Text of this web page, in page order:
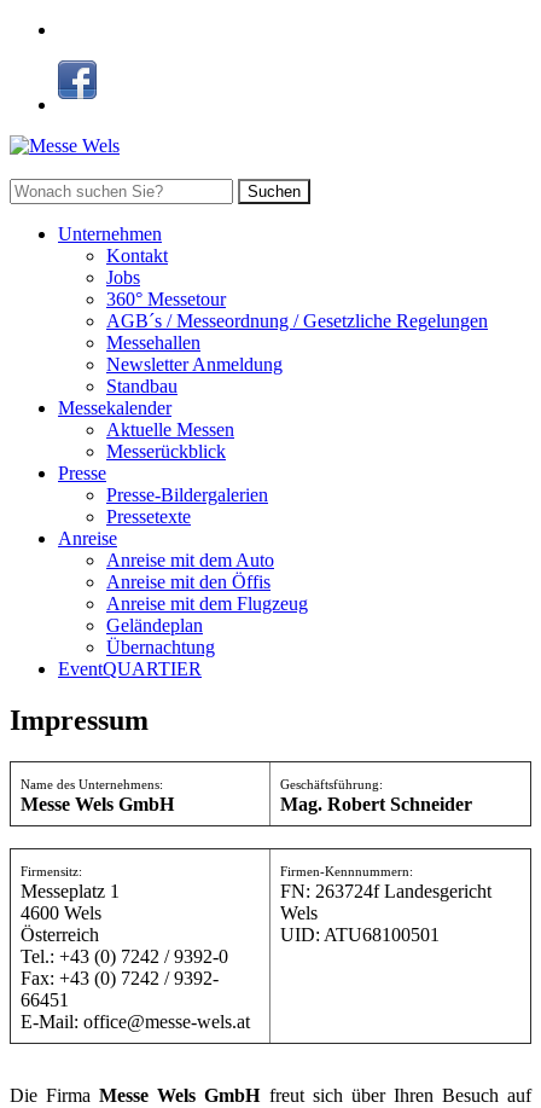
Suchen
Unternehmen
Kontakt
Jobs
360° Messetour
AGB´s / Messeordnung / Gesetzliche Regelungen
Messehallen
Newsletter Anmeldung
Standbau
Messekalender
Aktuelle Messen
Messerückblick
Presse
Presse-Bildergalerien
Pressetexte
Anreise
Anreise mit dem Auto
Anreise mit den Öffis
Anreise mit dem Flugzeug
Geländeplan
Übernachtung
EventQUARTIER
Impressum
Name des Unternehmens:
Messe Wels GmbH
Geschäftsführung:
Mag. Robert Schneider
Firmensitz:
Messeplatz 1
4600 Wels
Österreich
Tel.: +43 (0) 7242 / 9392-0
Fax: +43 (0) 7242 / 9392-
66451
E-Mail: office@messe-wels.at
Firmen-Kennnummern:
FN: 263724f Landesgericht
Wels
UID: ATU68100501
Die FirmaMesse Wels GmbHfreut sich über Ihren Besuch auf